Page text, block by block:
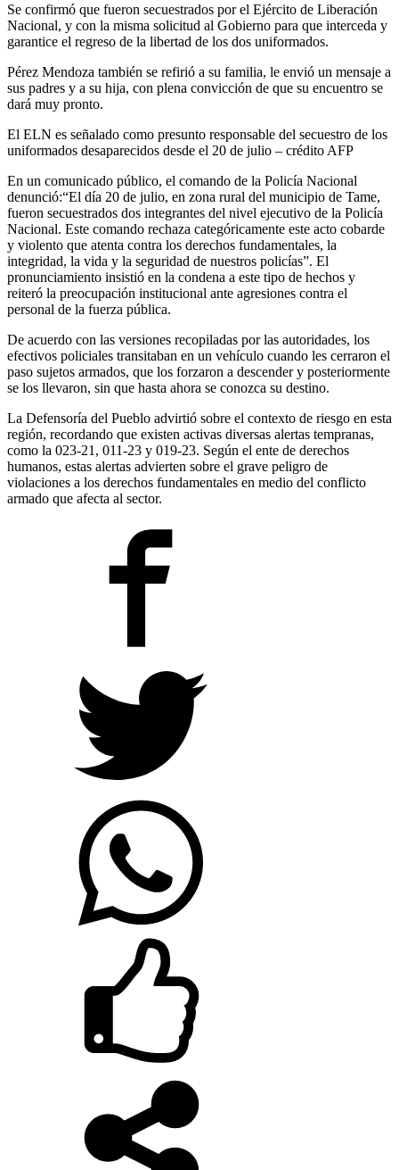
Se confirmó que fueron secuestrados por el Ejército de Liberación
Nacional, y con la misma solicitud al Gobierno para que interceda y
garantice el regreso de la libertad de los dos uniformados.
Pérez Mendoza también se refirió a su familia, le envió un mensaje a
sus padres y a su hija, con plena convicción de que su encuentro se
dará muy pronto.
El ELN es señalado como presunto responsable del secuestro de los
uniformados desaparecidos desde el 20 de julio – crédito AFP
En un comunicado público, el comando de la Policía Nacional
denunció:“El día 20 de julio, en zona rural del municipio de Tame,
fueron secuestrados dos integrantes del nivel ejecutivo de la Policía
Nacional. Este comando rechaza categóricamente este acto cobarde
y violento que atenta contra los derechos fundamentales, la
integridad, la vida y la seguridad de nuestros policías”. El
pronunciamiento insistió en la condena a este tipo de hechos y
reiteró la preocupación institucional ante agresiones contra el
personal de la fuerza pública.
De acuerdo con las versiones recopiladas por las autoridades, los
efectivos policiales transitaban en un vehículo cuando les cerraron el
paso sujetos armados, que los forzaron a descender y posteriormente
se los llevaron, sin que hasta ahora se conozca su destino.
La Defensoría del Pueblo advirtió sobre el contexto de riesgo en esta
región, recordando que existen activas diversas alertas tempranas,
como la 023-21, 011-23 y 019-23. Según el ente de derechos
humanos, estas alertas advierten sobre el grave peligro de
violaciones a los derechos fundamentales en medio del conflicto
armado que afecta al sector.